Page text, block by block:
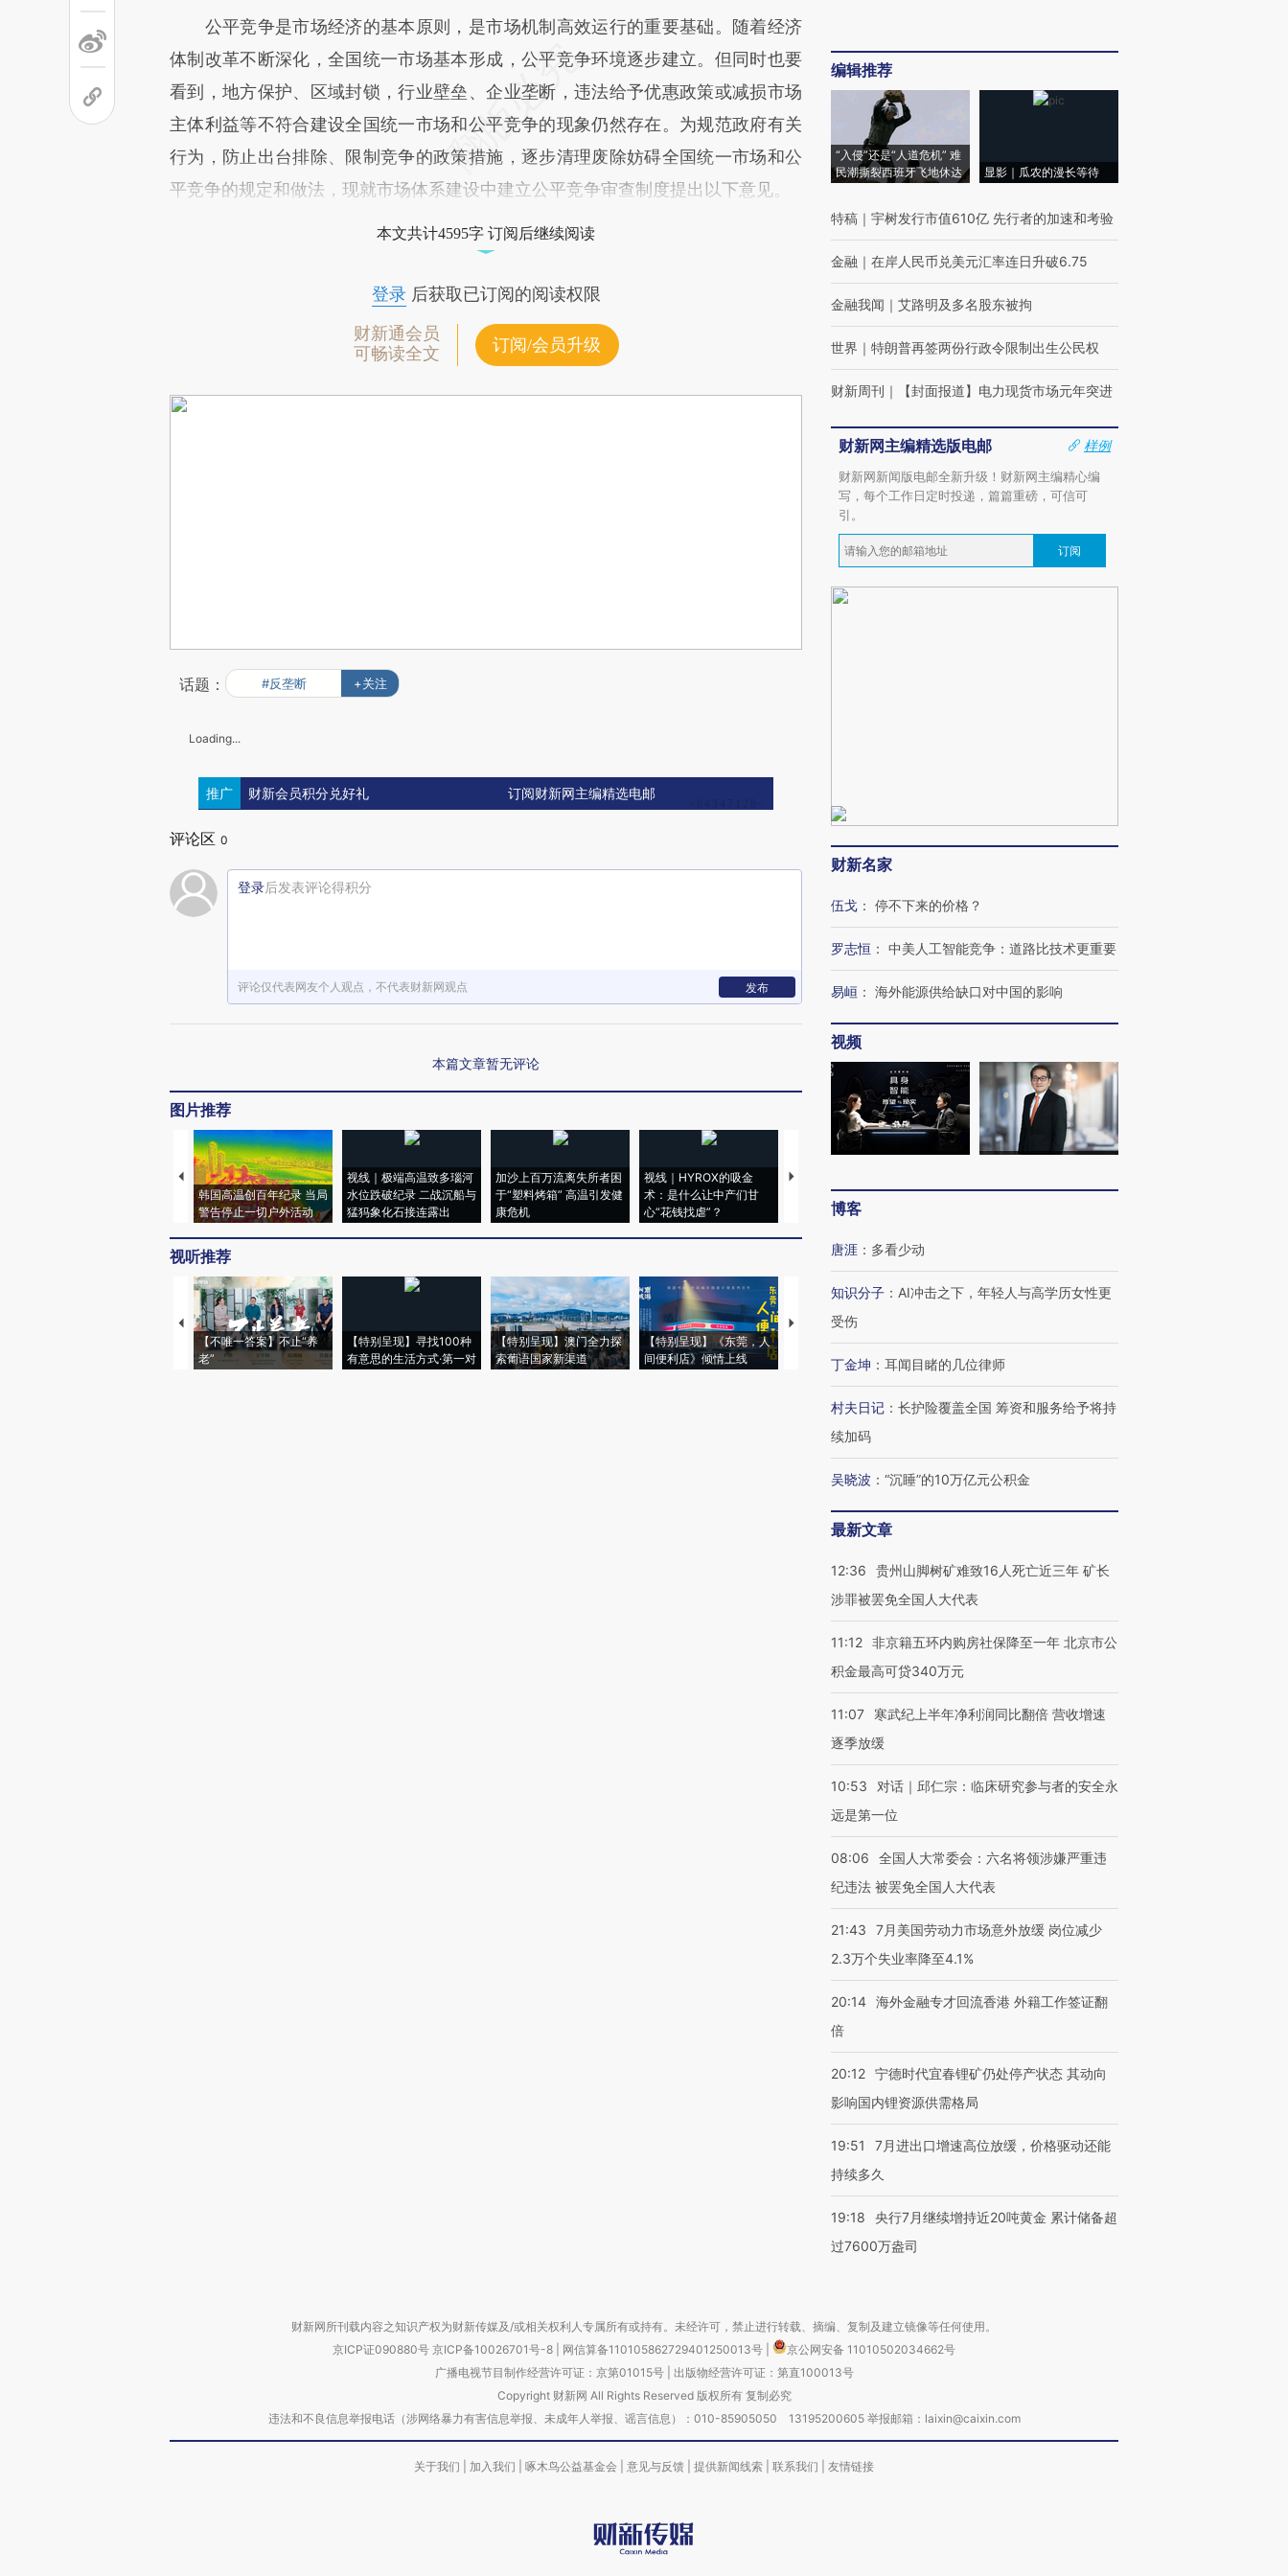
公平竞争是市场经济的基本原则，是市场机制高效运行的重要基础。随着经济
体制改革不断深化，全国统一市场基本形成，公平竞争环境逐步建立。但同时也要
看到，地方保护、区域封锁，行业壁垒、企业垄断，违法给予优惠政策或减损市场
主体利益等不符合建设全国统一市场和公平竞争的现象仍然存在。为规范政府有关
行为，防止出台排除、限制竞争的政策措施，逐步清理废除妨碍全国统一市场和公
平竞争的规定和做法，现就市场体系建设中建立公平竞争审查制度提出以下意见。
本文共计4595字 订阅后继续阅读
登录后获取已订阅的阅读权限
财新通会员
可畅读全文
订阅/会员升级
话题： #反垄断 +关注
Loading...
推广 财新会员积分兑好礼 订阅财新网主编精选电邮
评论区 0
登录后发表评论得积分
评论仅代表网友个人观点，不代表财新网观点 发布
本篇文章暂无评论
图片推荐
韩国高温创百年纪录 当局
警告停止一切户外活动
视线｜极端高温致多瑙河
水位跌破纪录 二战沉船与
猛犸象化石接连露出
加沙上百万流离失所者困
于“塑料烤箱” 高温引发健
康危机
视线｜HYROX的吸金
术：是什么让中产们甘
心“花钱找虐”？
马航飞行员跨国走私7万
粒摇头丸 尿检体内含3种
度Z世代 用街头抗争将教
机”？难民潮撕裂西班牙
视听推荐
【不唯一答案】不止“养
老”
【特别呈现】寻找100种
有意思的生活方式·第一对
【特别呈现】澳门全力探
索葡语国家新渠道
【特别呈现】《东莞，人
间便利店》倾情上线
【推广】走进第四届链博
会，让数智科技“链”接产
【特别呈现】寻找100种
有意思的生活方式·第三对
CFO：不靠规模取胜，华
编辑推荐
“入侵”还是“人道危机” 难
民潮撕裂西班牙飞地休达
显影｜瓜农的漫长等待
特稿 ｜ 宇树发行市值610亿 先行者的加速和考验
金融 ｜ 在岸人民币兑美元汇率连日升破6.75
金融我闻 ｜ 艾路明及多名股东被拘
世界 ｜ 特朗普再签两份行政令限制出生公民权
财新周刊 ｜ 【封面报道】电力现货市场元年突进
财新网主编精选版电邮
样例
财新网新闻版电邮全新升级！财新网主编精心编
写，每个工作日定时投递，篇篇重磅，可信可
引。
订阅
财新名家
伍戈 ： 停不下来的价格？
罗志恒 ： 中美人工智能竞争：道路比技术更重要
易峘 ： 海外能源供给缺口对中国的影响
视频
博客
唐涯 ： 多看少动
知识分子 ： AI冲击之下，年轻人与高学历女性更
受伤
丁金坤 ： 耳闻目睹的几位律师
村夫日记 ： 长护险覆盖全国 筹资和服务给予将持
续加码
吴晓波 ： “沉睡”的10万亿元公积金
最新文章
12:36
贵州山脚树矿难致16人死亡近三年 矿长
涉罪被罢免全国人大代表
11:12 非京籍五环内购房社保降至一年 北京市公
积金最高可贷340万元
11:07
寒武纪上半年净利润同比翻倍 营收增速
逐季放缓
10:53
对话｜邱仁宗：临床研究参与者的安全永
远是第一位
08:06
全国人大常委会：六名将领涉嫌严重违
纪违法 被罢免全国人大代表
21:43
7月美国劳动力市场意外放缓 岗位减少
2.3万个失业率降至4.1%
20:14 海外金融专才回流香港 外籍工作签证翻
倍
20:12 宁德时代宜春锂矿仍处停产状态 其动向
影响国内锂资源供需格局
19:51
7月进出口增速高位放缓，价格驱动还能
持续多久
19:18
央行7月继续增持近20吨黄金 累计储备超
过7600万盎司
财新网所刊载内容之知识产权为财新传媒及/或相关权利人专属所有或持有。未经许可，禁止进行转载、摘编、复制及建立镜像等任何使用。
京ICP证090880号 京ICP备10026701号-8 网信算备110105862729401250013号
京公网安备 11010502034662号
广播电视节目制作经营许可证：京第01015号| 出版物经营许可证：第直100013号
Copyright 财新网 All Rights Reserved 版权所有 复制必究
违法和不良信息举报电话（涉网络暴力有害信息举报、未成年人举报、谣言信息）：010-85905050 13195200605 举报邮箱：laixin@caixin.com
关于我们 加入我们 啄木鸟公益基金会 意见与反馈 提供新闻线索 联系我们 友情链接